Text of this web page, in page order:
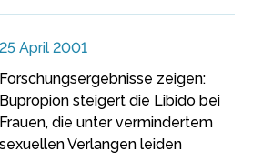
25 April 2001
Forschungsergebnisse zeigen:
Bupropion steigert die Libido bei
Frauen, die unter vermindertem
sexuellen Verlangen leiden